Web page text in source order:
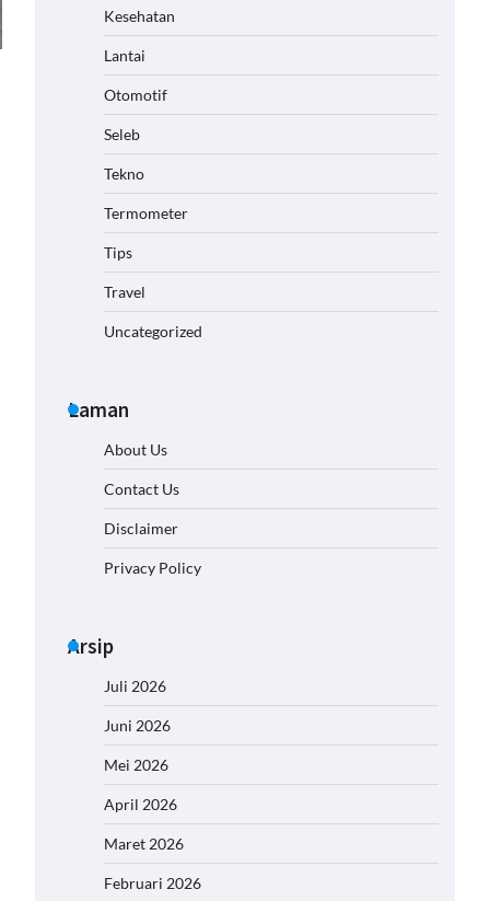
Kesehatan
Lantai
Otomotif
Seleb
Tekno
Termometer
Tips
Travel
Uncategorized
Laman
About Us
Contact Us
Disclaimer
Privacy Policy
Arsip
Juli 2026
Juni 2026
Mei 2026
April 2026
Maret 2026
Februari 2026